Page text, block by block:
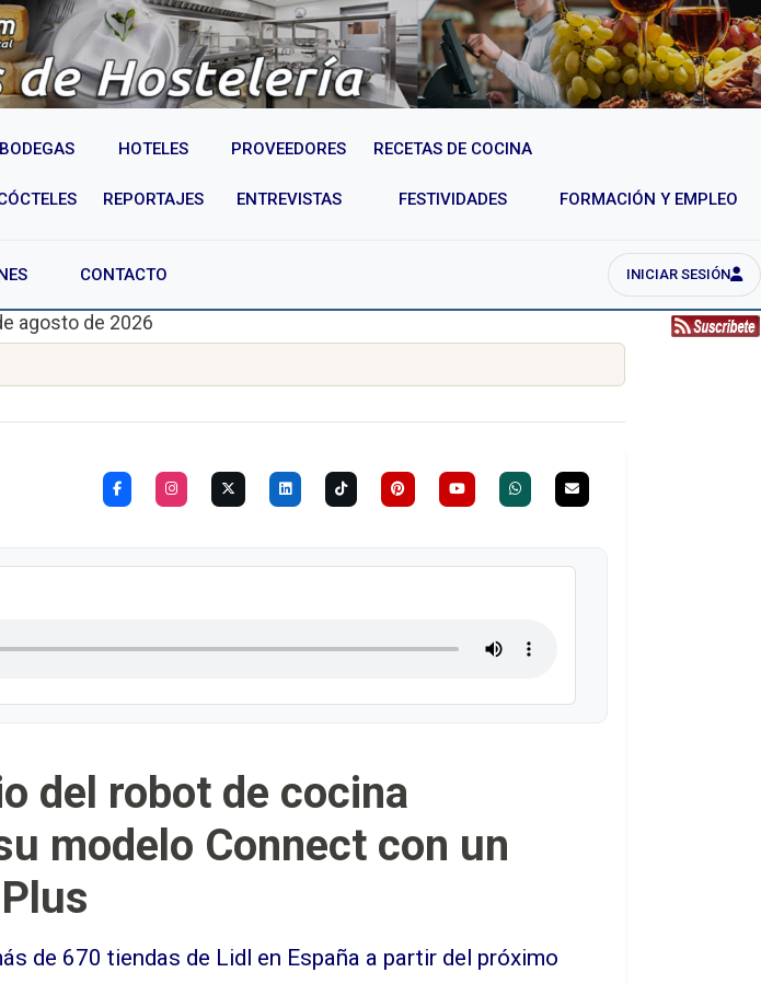
BODEGAS HOTELES PROVEEDORES RECETAS DE COCINA
REPORTAJES ENTREVISTAS FESTIVIDADES FORMACIÓN Y EMPLEO
CONTACTO INICIAR SESIÓN
agosto de 2026
del robot de cocina
modelo Connect con un
de 670 tiendas de Lidl en España a partir del próximo